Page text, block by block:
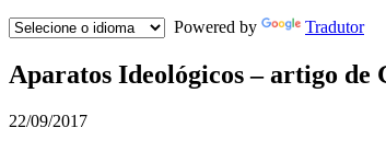
Powered by
Tradutor
Aparatos Ideológicos – artigo
22/09/2017